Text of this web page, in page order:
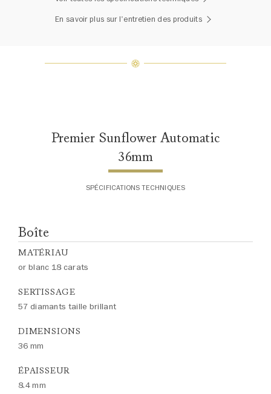
ressemblent.» Chaque bijou de la
Maison Harry Winston présente un
poids en carats et la quantité de
En savoir plus sur l'entretien des produits
Premier Sunflower Automatic
36mm
SPÉCIFICATIONS TECHNIQUES
Boîte
MATÉRIAU
or blanc 18 carats
SERTISSAGE
57 diamants taille brillant
DIMENSIONS
36 mm
ÉPAISSEUR
8.4 mm